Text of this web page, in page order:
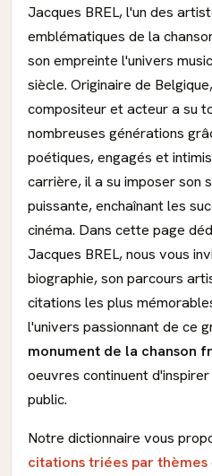
Jacques BREL, l'un des
emblématiques de la
son empreinte l'univers
siècle. Originaire de
compositeur et acteur a su
nombreuses générations
poétiques, engagés et
carrière, il a su imposer son
puissante, enchaînant les
cinéma. Dans cette page
Jacques BREL, nous vous
biographie, son parcours
citations les plus
l'univers passionnant de ce
monument de la chanson
oeuvres continuent
public.
Notre dictionnaire vous
citations triées par thèmes